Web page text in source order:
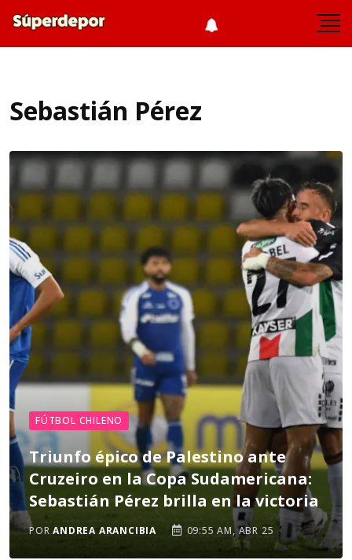
Sebastián Pérez
FÚTBOL CHILENO
Triunfo épico de Palestino ante
Cruzeiro en la Copa Sudamericana:
Sebastián Pérez brilla en la victoria
PORANDREA ARANCIBIA 09:55 AM, ABR 25